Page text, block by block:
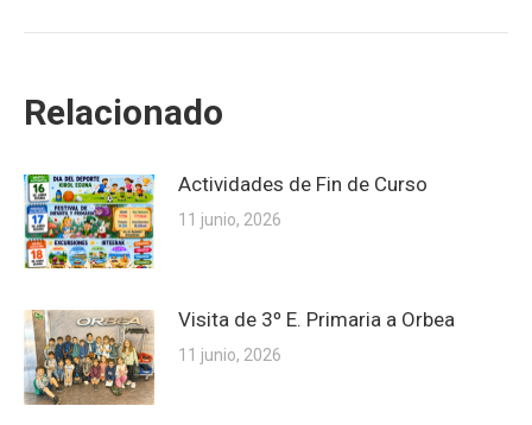
Relacionado
Actividades de Fin de Curso
11 junio, 2026
Visita de 3º E. Primaria a Orbea
11 junio, 2026